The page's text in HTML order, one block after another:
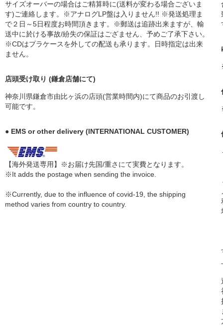
サイズオーバーの場合はご精算時に(送料が変わる場合ございま
す)ご連絡します。※アナログLP盤は入りません!! ※発送処理ま
で２日～5日程度お時間頂きます。※郵送は追跡出来ますが、輸
送中に於ける事故/紛失の保証はござません、予めご了承下さい。
※CDはプラケースを外しての配送も承ります。日時指定は出来
ません。
店頭受け取り (鎌倉店舗にて)
神奈川県鎌倉市由比ヶ浜の店頭(営業時間内)にて商品のお引渡し
可能です。
● EMS or other delivery (INTERNATIONAL CUSTOMER)
【海外発送専用】※お届け先国/重さにて実費となります。
※It adds the postage when sending the invoice.
※Currently, due to the influence of covid-19, the shipping
method varies from country to country.